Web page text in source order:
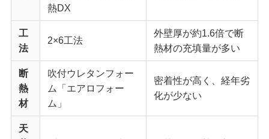
熱DX
工
法
2×6工法
外壁厚が約1.6倍で断
熱材の充填量が多い
断
熱
材
吹付ウレタンフォー
ム「エアロフォー
ム」
密着性が高く、経年劣
化が少ない
天